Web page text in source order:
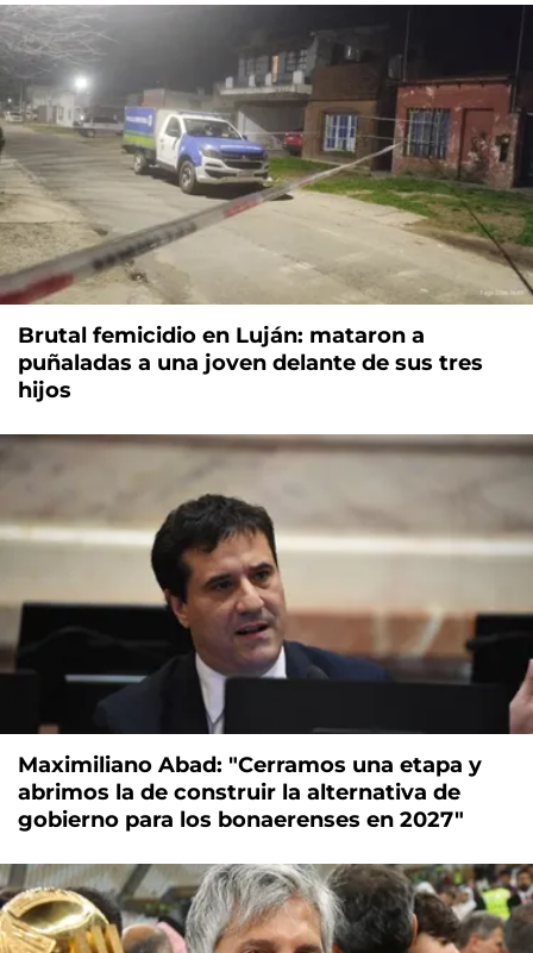
Brutal femicidio en Luján: mataron a
puñaladas a una joven delante de sus tres
hijos
Maximiliano Abad: "Cerramos una etapa y
abrimos la de construir la alternativa de
gobierno para los bonaerenses en 2027"